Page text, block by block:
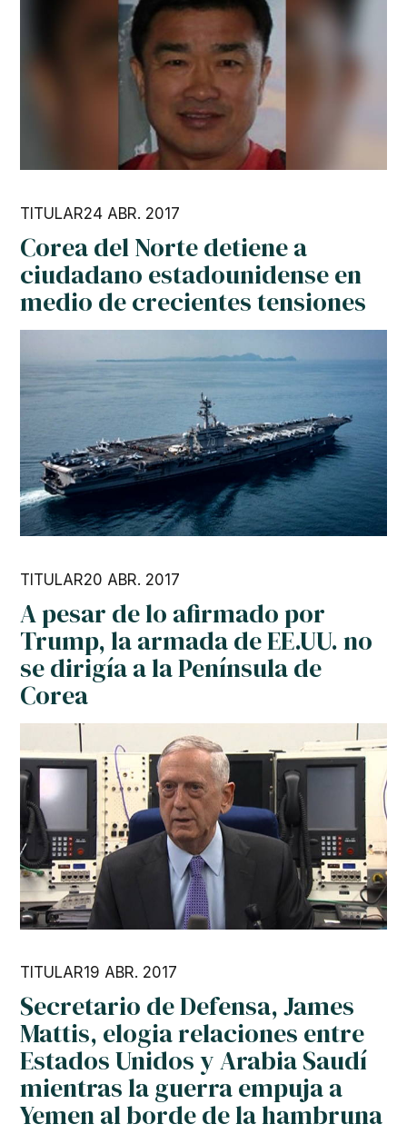
TITULAR24 ABR. 2017
Corea del Norte detiene a
ciudadano estadounidense en
medio de crecientes tensiones
TITULAR20 ABR. 2017
A pesar de lo afirmado por
Trump, la armada de EE.UU. no
se dirigía a la Península de
Corea
TITULAR19 ABR. 2017
Secretario de Defensa, James
Mattis, elogia relaciones entre
Estados Unidos y Arabia Saudí
mientras la guerra empuja a
Yemen al borde de la hambruna